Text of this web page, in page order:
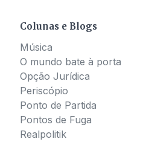
Colunas e Blogs
Música
O mundo bate à porta
Opção Jurídica
Periscópio
Ponto de Partida
Pontos de Fuga
Realpolitik